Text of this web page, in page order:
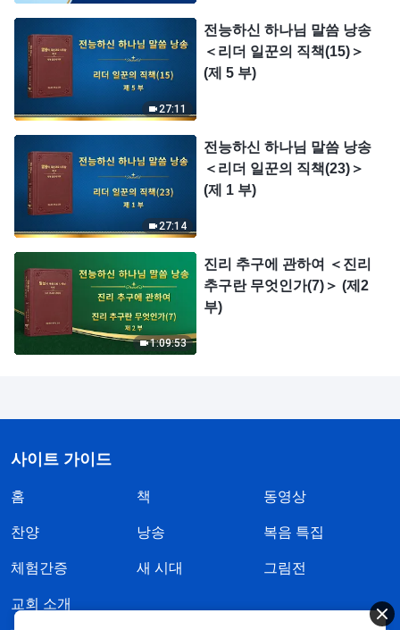
27:11
전능하신 하나님 말씀 낭송
＜리더 일꾼의 직책(15)＞
(제 5 부)
27:14
전능하신 하나님 말씀 낭송
＜리더 일꾼의 직책(23)＞
(제 1 부)
1:09:53
진리 추구에 관하여 ＜진리
추구란 무엇인가(7)＞ (제2
부)
사이트 가이드
홈 책 동영상
찬양 낭송 복음 특집
체험간증 새 시대 그림전
교회 소개